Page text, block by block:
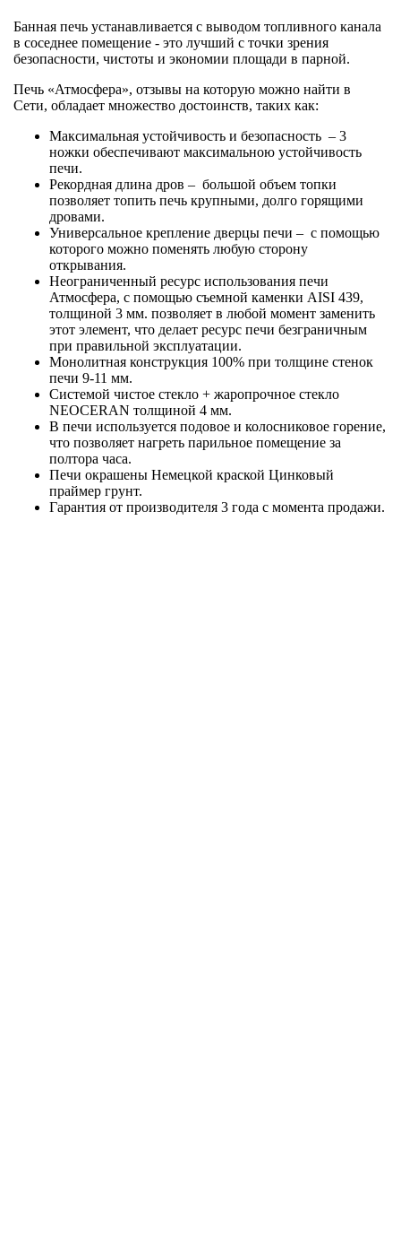
Банная печь устанавливается с выводом топливного канала
в соседнее помещение - это лучший с точки зрения
безопасности, чистоты и экономии площади в парной.
Печь «Атмосфера», отзывы на которую можно найти в
Сети, обладает множество достоинств, таких как:
Максимальная устойчивость и безопасность – 3
ножки обеспечивают максимальною устойчивость
печи.
Рекордная длина дров – большой объем топки
позволяет топить печь крупными, долго горящими
дровами.
Универсальное крепление дверцы печи – с помощью
которого можно поменять любую сторону
открывания.
Неограниченный ресурс использования печи
Атмосфера, с помощью съемной каменки AISI 439,
толщиной 3 мм. позволяет в любой момент заменить
этот элемент, что делает ресурс печи безграничным
при правильной эксплуатации.
Монолитная конструкция 100% при толщине стенок
печи 9-11 мм.
Системой чистое стекло + жаропрочное стекло
NEOCERAN толщиной 4 мм.
В печи используется подовое и колосниковое горение,
что позволяет нагреть парильное помещение за
полтора часа.
Печи окрашены Немецкой краской Цинковый
праймер грунт.
Гарантия от производителя 3 года с момента продажи.